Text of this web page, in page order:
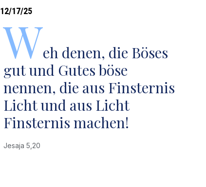
12/17/25
Weh denen, die Böses
gut und Gutes böse
nennen, die aus Finsternis
Licht und aus Licht
Finsternis machen!
Jesaja 5,20